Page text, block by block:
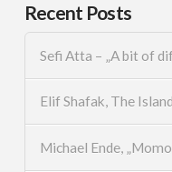
Recent Posts
Sefi Atta – „A bit of
Elif Shafak, The
Michael Ende,